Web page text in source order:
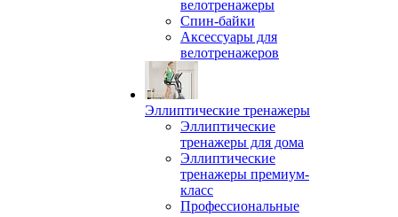
велотренажеры
Спин-байки
Аксессуары для
велотренажеров
Эллиптические тренажеры
Эллиптические
тренажеры для дома
Эллиптические
тренажеры премиум-
класс
Профессиональные